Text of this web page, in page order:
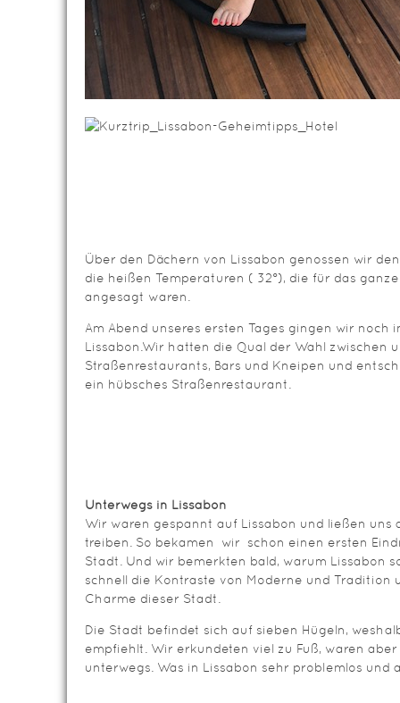
Über den Dächern von Lissabon genossen wir
die heißen Temperaturen ( 32°), die für das
angesagt waren.
Am Abend unseres ersten Tages gingen wir noch
Lissabon.Wir hatten die Qual der Wahl zwischen
Straßenrestaurants, Bars und Kneipen und
ein hübsches Straßenrestaurant.
Unterwegs in Lissabon
Wir waren gespannt auf Lissabon und ließen uns
treiben. So bekamen wir schon einen ersten
Stadt. Und wir bemerkten bald, warum Lissabon
schnell die Kontraste von Moderne und Tradition
Charme dieser Stadt.
Die Stadt befindet sich auf sieben Hügeln,
empfiehlt. Wir erkundeten viel zu Fuß, waren aber
unterwegs. Was in Lissabon sehr problemlos und